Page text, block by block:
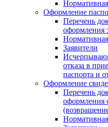
Нормативная
Оформление
Перечень
оформления
Нормативная
Заявители
отказа в
паспорта и
Оформление
Перечень
оформления
Нормативная